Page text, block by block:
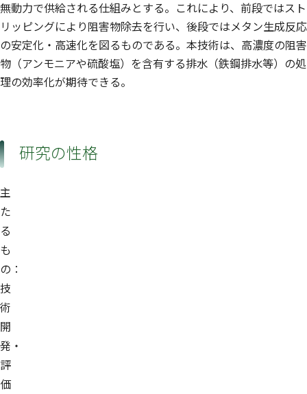
無動力で供給される仕組みとする。これにより、前段ではスト
リッピングにより阻害物除去を行い、後段ではメタン生成反応
の安定化・高速化を図るものである。本技術は、高濃度の阻害
物（アンモニアや硫酸塩）を含有する排水（鉄鋼排水等）の処
理の効率化が期待できる。
研究の性格
主
た
る
も
の：
技
術
開
発・
評
価